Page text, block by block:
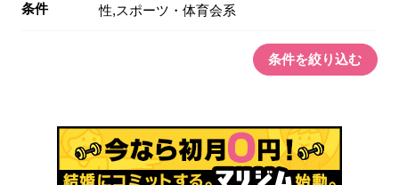
条件
性,スポーツ・体育会系
条件を絞り込む